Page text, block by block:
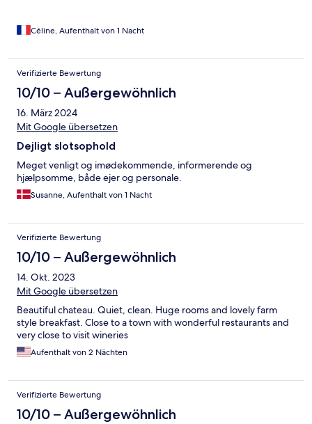
Céline, Aufenthalt von 1 Nacht
Verifizierte Bewertung
10/10 – Außergewöhnlich
16. März 2024
Mit Google übersetzen
Dejligt slotsophold
Meget venligt og imødekommende, informerende og
hjælpsomme, både ejer og personale.
Susanne, Aufenthalt von 1 Nacht
Verifizierte Bewertung
10/10 – Außergewöhnlich
14. Okt. 2023
Mit Google übersetzen
Beautiful chateau. Quiet, clean. Huge rooms and lovely farm
style breakfast. Close to a town with wonderful restaurants and
very close to visit wineries
Aufenthalt von 2 Nächten
Verifizierte Bewertung
10/10 – Außergewöhnlich